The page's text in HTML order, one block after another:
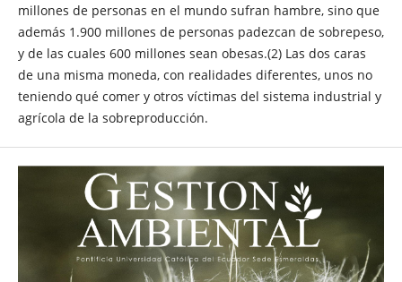
millones de personas en el mundo sufran hambre, sino que
además 1.900 millones de personas padezcan de sobrepeso,
y de las cuales 600 millones sean obesas.(2) Las dos caras
de una misma moneda, con realidades diferentes, unos no
teniendo qué comer y otros víctimas del sistema industrial y
agrícola de la sobreproducción.